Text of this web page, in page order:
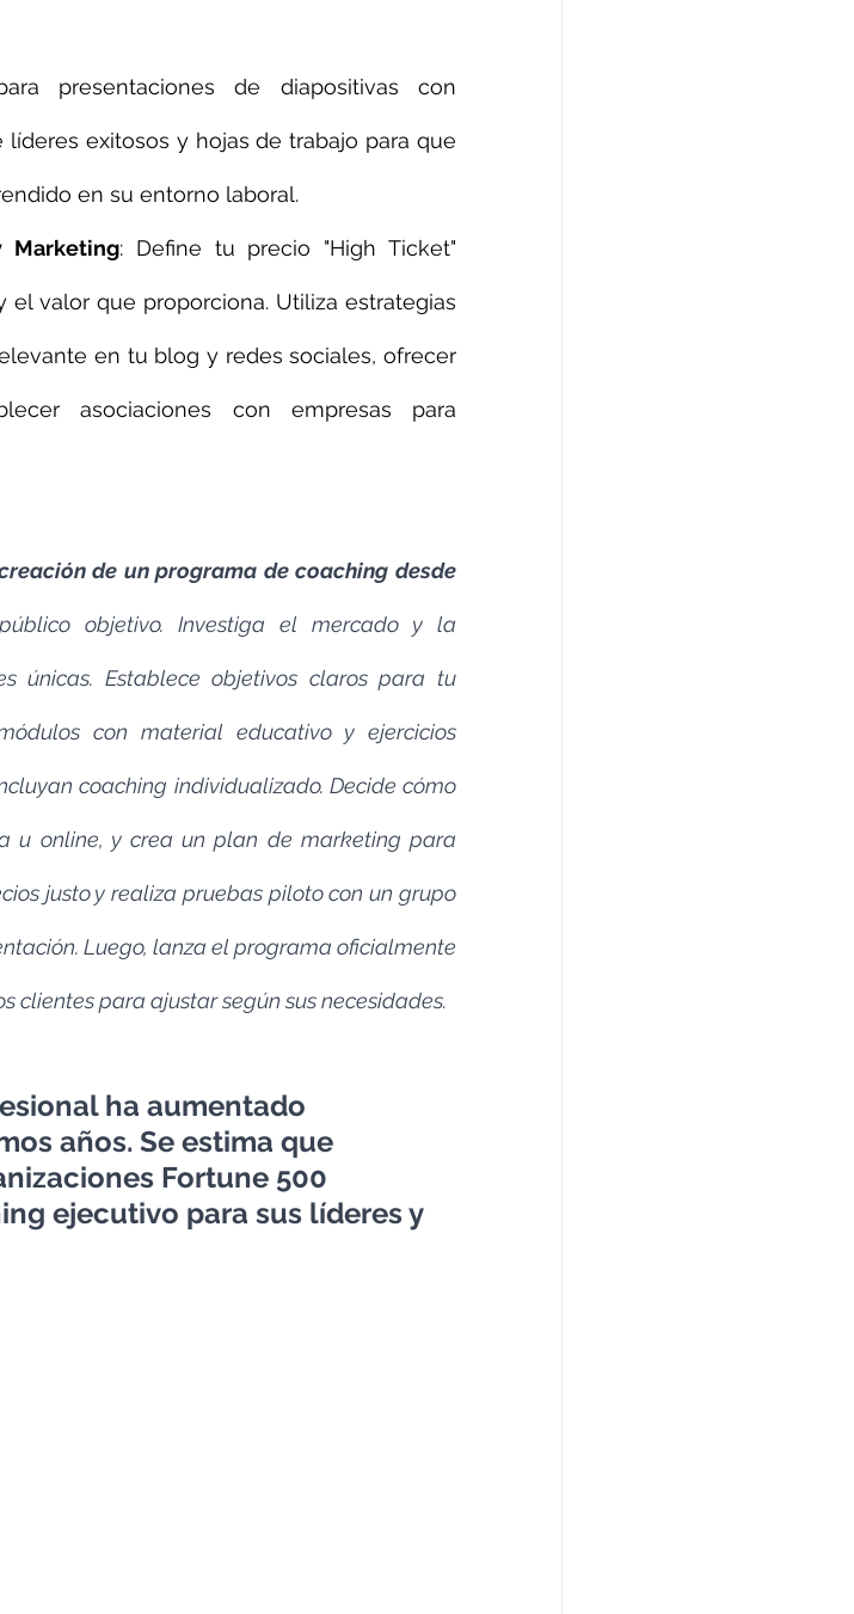
presentaciones de diapositivas con
exitosos y hojas de trabajo para que
en su entorno laboral.
Marketing: Define tu precio "High Ticket"
valor que proporciona. Utiliza estrategias
en tu blog y redes sociales, ofrecer
asociaciones con empresas para
de un programa de coaching desde
objetivo. Investiga el mercado y la
únicas. Establece objetivos claros para tu
con material educativo y ejercicios
coaching individualizado. Decide cómo
u online, y crea un plan de marketing para
justo y realiza pruebas piloto con un grupo
Luego, lanza el programa oficialmente
clientes para ajustar según sus necesidades.
ha aumentado
años. Se estima que
Fortune 500
ejecutivo para sus líderes y